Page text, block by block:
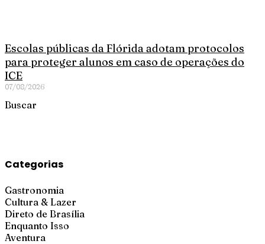
Escolas públicas da Flórida adotam protocolos
para proteger alunos em caso de operações do
ICE
07/08/2026
Buscar
Categorias
Gastronomia
Cultura & Lazer
Direto de Brasília
Enquanto Isso
Aventura